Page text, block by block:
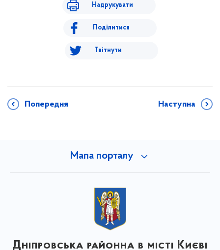
Надрукувати
Поділитися
Твітнути
Попередня Наступна
Мапа порталу
Дніпровська районна в місті Києві